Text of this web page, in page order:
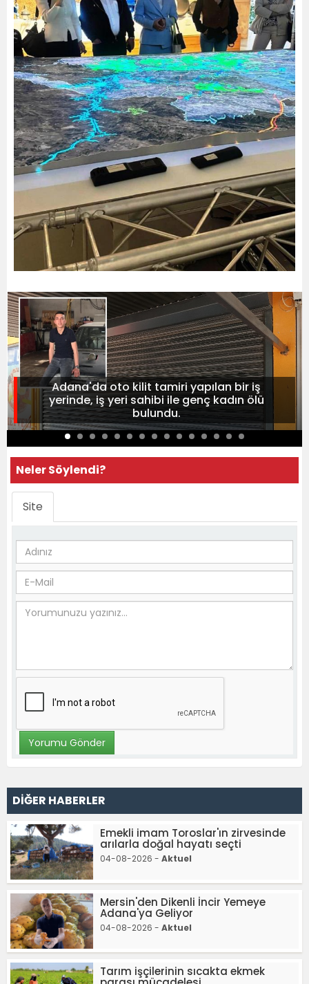
Adana'da oto kilit tamiri yapılan bir iş
yerinde, iş yeri sahibi ile genç kadın ölü
bulundu.
Neler Söylendi?
Site
DİĞER HABERLER
Emekli imam Toroslar'ın zirvesinde
arılarla doğal hayatı seçti
04-08-2026 - Aktuel
Mersin'den Dikenli İncir Yemeye
Adana'ya Geliyor
04-08-2026 - Aktuel
Tarım işçilerinin sıcakta ekmek